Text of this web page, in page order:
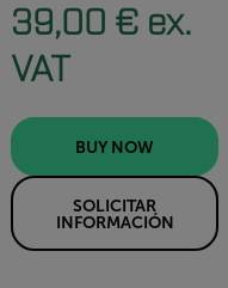
39,00 € ex.
VAT
BUY NOW
SOLICITAR
INFORMACIÓN